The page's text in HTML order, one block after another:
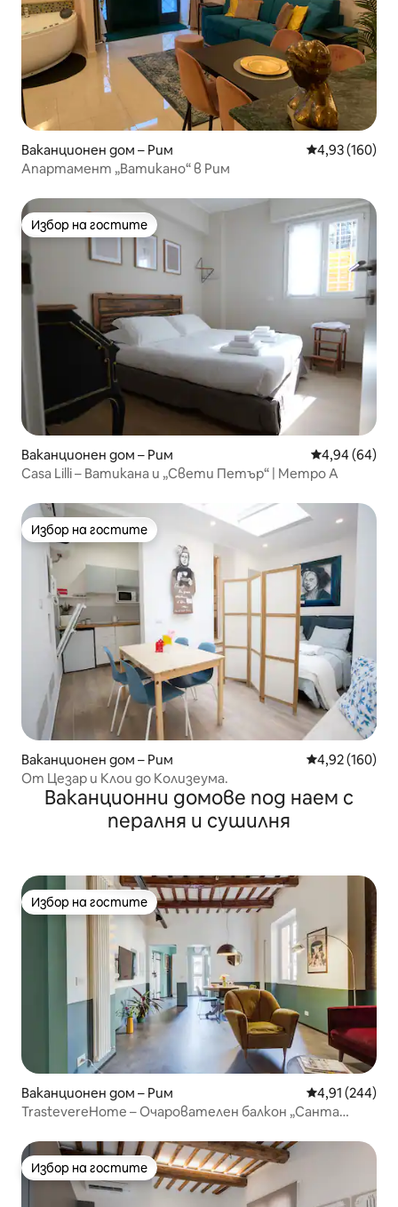
Ваканционен дом – Рим Средна
4,93 (160)
Апартамент „Ватикано“ в Рим
Избор на гостите
Избор на гостите
Ваканционен дом – Рим Средна
4,94 (64)
Casa Lilli – Ватикана и „Свети Петър“ | Метро A
Избор на гостите
Избор на гостите
Ваканционен дом – Рим Средна
4,92 (160)
От Цезар и Клои до Колизеума.
Ваканционни домове под наем с
пералня и сушилня
Избор на гостите
Избор на гостите
Ваканционен дом – Рим Средна
4,91 (244)
TrastevereHome – Очарователен балкон „Санта
Избор на гостите
Избор на гостите